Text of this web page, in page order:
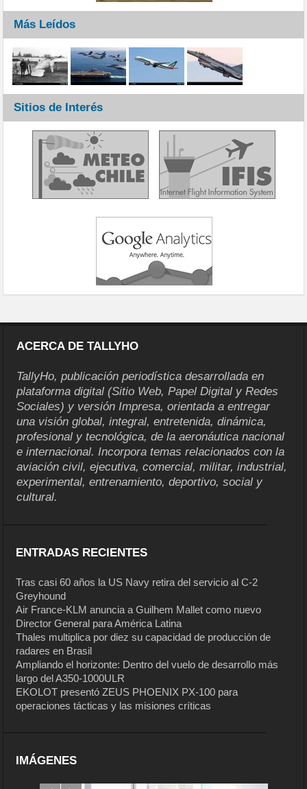
Más Leídos
Sitios de Interés
ACERCA DE TALLYHO
TallyHo, publicación periodística desarrollada en
plataforma digital (Sitio Web, Papel Digital y Redes
Sociales) y versión Impresa, orientada a entregar
una visión global, integral, entretenida, dinámica,
profesional y tecnológica, de la aeronáutica nacional
e internacional. Incorpora temas relacionados con la
aviación civil, ejecutiva, comercial, militar, industrial,
experimental, entrenamiento, deportivo, social y
cultural.
ENTRADAS RECIENTES
Tras casi 60 años la US Navy retira del servicio al C-2
Greyhound
Air France-KLM anuncia a Guilhem Mallet como nuevo
Director General para América Latina
Thales multiplica por diez su capacidad de producción de
radares en Brasil
Ampliando el horizonte: Dentro del vuelo de desarrollo más
largo del A350-1000ULR
EKOLOT presentó ZEUS PHOENIX PX-100 para
operaciones tácticas y las misiones críticas
IMÁGENES